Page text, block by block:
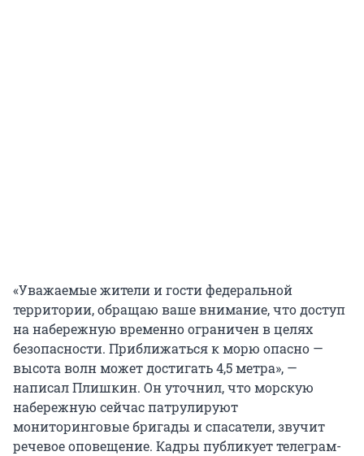
«Уважаемые жители и гости федеральной
территории, обращаю ваше внимание, что доступ
на набережную временно ограничен в целях
безопасности. Приближаться к морю опасно —
высота волн может достигать 4,5 метра», —
написал Плишкин. Он уточнил, что морскую
набережную сейчас патрулируют
мониторинговые бригады и спасатели, звучит
речевое оповещение. Кадры публикует телеграм-